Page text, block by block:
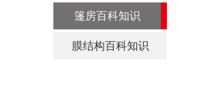
篷房百科知识
膜结构百科知识